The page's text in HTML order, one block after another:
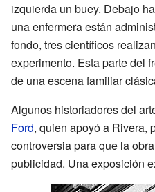
izquierda un buey. Debajo
una enfermera están
fondo, tres científicos
experimento. Esta parte del
de una escena familiar
Algunos historiadores del
Ford, quien apoyó a Rivera,
controversia para que la
publicidad. Una exposición